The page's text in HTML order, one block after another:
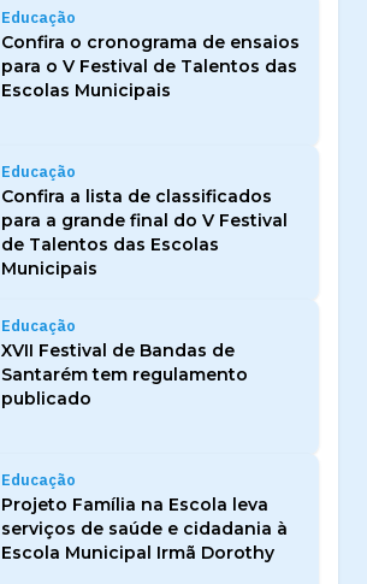
Educação
Confira o cronograma de ensaios
para o V Festival de Talentos das
Escolas Municipais
Educação
Confira a lista de classificados
para a grande final do V Festival
de Talentos das Escolas
Municipais
Educação
XVII Festival de Bandas de
Santarém tem regulamento
publicado
Educação
Projeto Família na Escola leva
serviços de saúde e cidadania à
Escola Municipal Irmã Dorothy